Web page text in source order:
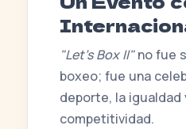
"Let’s Box II"no fue
boxeo; fue una
deporte, la igualdad
competitividad.